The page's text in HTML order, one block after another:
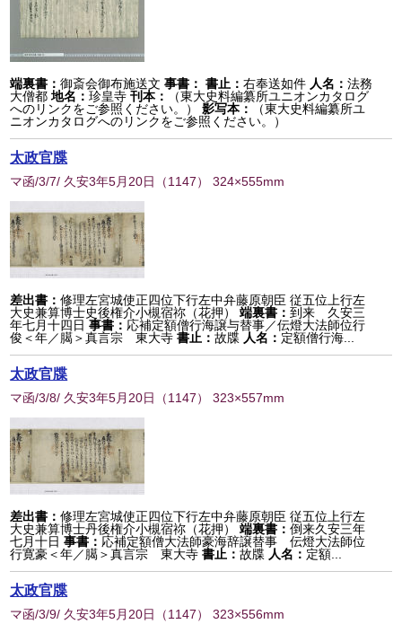
端裏書：御斎会御布施送文 事書： 書止：右奉送如件 人名：法務
大僧都 地名：珍皇寺 刊本：
（東大史料編纂所ユニオンカタログ
へのリンクをご参照ください。）
影写本：
（東大史料編纂所ユ
ニオンカタログへのリンクをご参照ください。）
太政官牒
マ函/3/7/ 久安3年5月20日 （1147） 324×555mm
差出書：修理左宮城使正四位下行左中弁藤原朝臣 従五位上行左
大史兼算博士史後権介小槻宿祢（花押）
端裏書：到来 久安三
年七月十四日 事書： 応補定額僧行海譲与替事／伝燈大法師位行
俊＜年／臈＞真言宗 東大寺書止：故牒 人名： 定額僧行海...
太政官牒
マ函/3/8/ 久安3年5月20日 （1147） 323×557mm
差出書：修理左宮城使正四位下行左中弁藤原朝臣 従五位上行左
大史兼算博士丹後権介小槻宿祢（花押）
端裏書：倒来久安三年
七月十日 事書： 応補定額僧大法師豪海辞譲替事 伝燈大法師位
行寛豪＜年／臈＞真言宗 東大寺書止：故牒 人名： 定額...
太政官牒
マ函/3/9/ 久安3年5月20日 （1147） 323×556mm